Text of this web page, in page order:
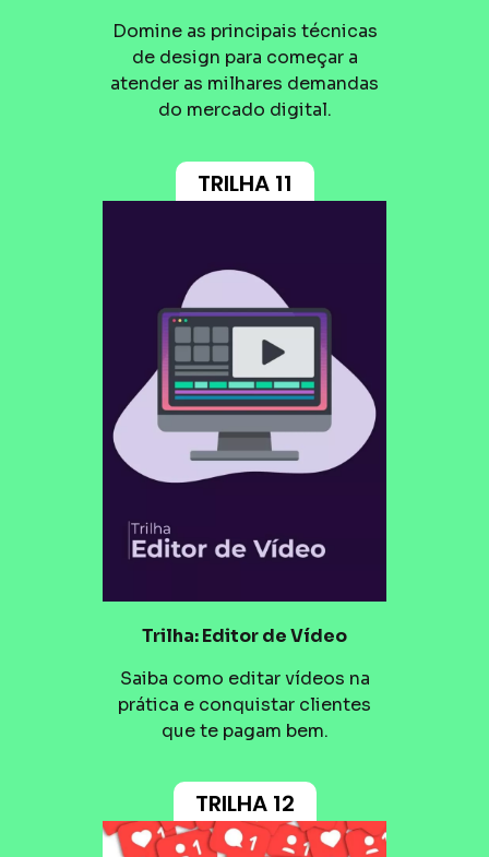
Domine as principais técnicas
de design para começar a
atender as milhares demandas
do mercado digital.
TRILHA 11
Trilha: Editor de Vídeo
Saiba como editar vídeos na
prática e conquistar clientes
que te pagam bem.
TRILHA 12